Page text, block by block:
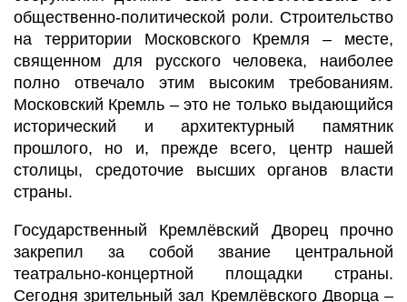
общественно-политической роли. Строительство
на территории Московского Кремля – месте,
священном для русского человека, наиболее
полно отвечало этим высоким требованиям.
Московский Кремль – это не только выдающийся
исторический и архитектурный памятник
прошлого, но и, прежде всего, центр нашей
столицы, средоточие высших органов власти
страны.
Государственный Кремлёвский Дворец прочно
закрепил за собой звание центральной
театрально-концертной площадки страны.
Сегодня зрительный зал Кремлёвского Дворца –